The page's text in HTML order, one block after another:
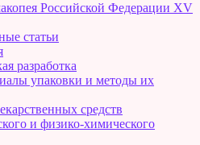
Российской Федерации XV
статьи
разработка
упаковки и методы их
средств
и физико-химического